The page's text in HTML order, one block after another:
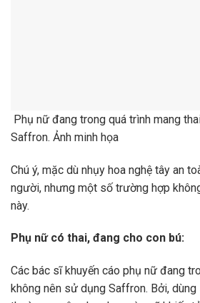
Phụ nữ có thai, đang cho con bú:
Các bác sĩ khuyến cáo phụ nữ đang
không nên sử dụng Saffron. Bởi,
thường xuyên nhụy hoa này sẽ khiến
minh nhụy hoa nghệ tây sẽ ảnh
bú, nhưng giới chuyên môn vẫn